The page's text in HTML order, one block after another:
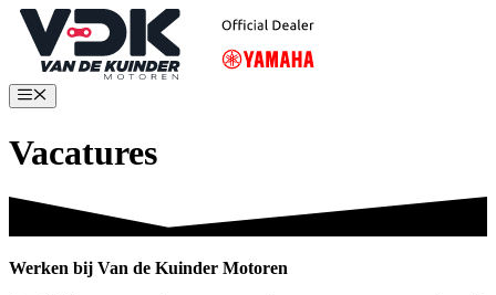
Ga
naar
inhoud
Menu
Vacatures
Werken bij Van de Kuinder Motoren